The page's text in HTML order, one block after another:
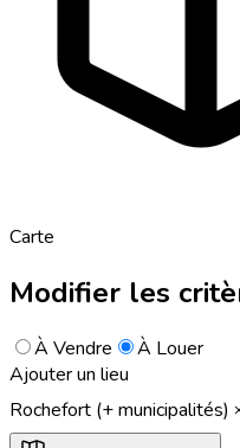
Carte
Modifier les
À Vendre
À Louer
Ajouter un lieu
Rochefort (+ municipalités)